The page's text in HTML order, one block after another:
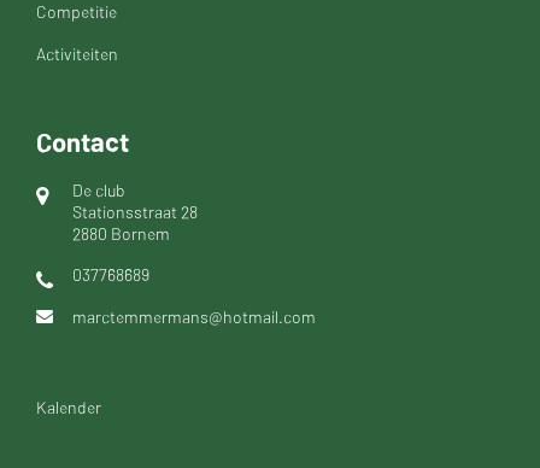
Competitie
Activiteiten
Contact
De club
Stationsstraat 28
2880 Bornem
037768689
marctemmermans@hotmail.com
Kalender